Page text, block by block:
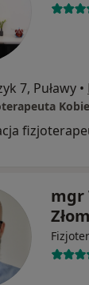
7, Puławy •
mgr